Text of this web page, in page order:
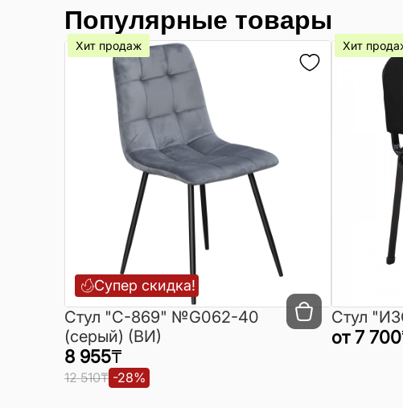
Популярные товары
Супер скидка!
Хит продаж
Cтул "C-869" №G062-40
(серый) (ВИ)
8 955₸
12 510₸ -28%
Хит
Стул
от 7 700